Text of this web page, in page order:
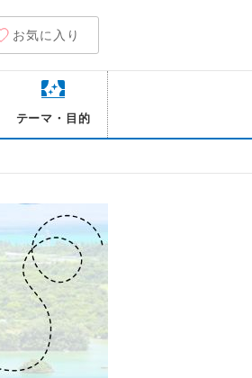
お気に入り
テーマ・目的